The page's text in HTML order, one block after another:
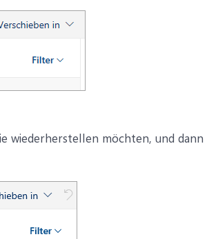
wiederherstellen möchten, und dann